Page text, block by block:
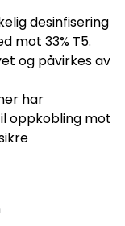
desinfisering
mot 33% T5.
og påvirkes av
har
oppkobling mot